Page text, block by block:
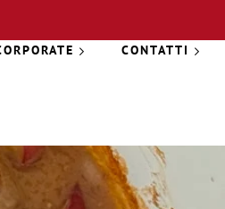
CONTATTI